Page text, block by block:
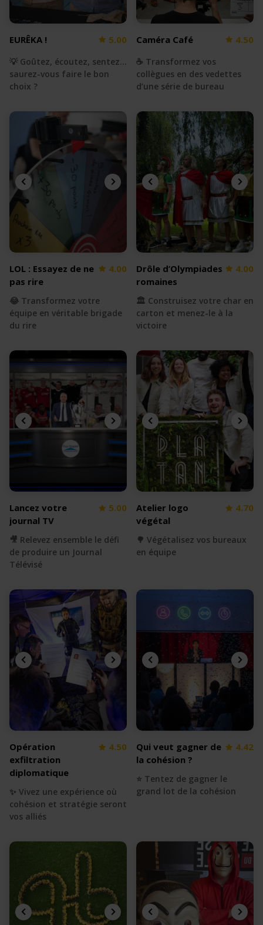
EURÊKA ! 5.00
💡 Goûtez, écoutez, sentez...
saurez-vous faire le bon
choix ?
Caméra Café 4.50
☕️ Transformez vos
collègues en des vedettes
d’une série de bureau
LOL : Essayez de ne
pas rire
4.00
😂 Transformez votre
équipe en véritable brigade
du rire
Drôle d’Olympiades
romaines
4.00
🏛️ Construisez votre char en
carton et menez-le à la
victoire
Lancez votre
journal TV
5.00
🎥 Relevez ensemble le défi
de produire un Journal
Télévisé
Atelier logo
végétal
4.70
🌳 Végétalisez vos bureaux
en équipe
Opération
exfiltration
diplomatique
4.50
✨ Vivez une expérience où
cohésion et stratégie seront
vos alliés
Qui veut gagner de
la cohésion ?
4.42
⭐️ Tentez de gagner le
grand lot de la cohésion